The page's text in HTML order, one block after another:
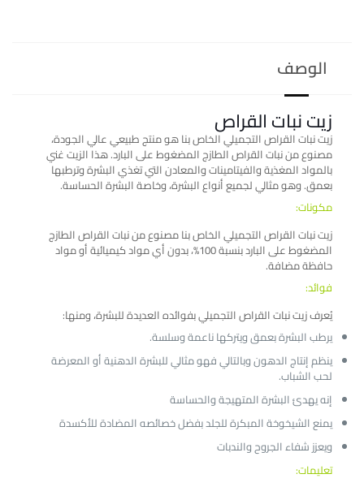
الوصف
زيت نبات القراص
زيت نبات القراص التجميلي الخاص بنا هو منتج طبيعي عالي الجودة،
مصنوع من نبات القراص الطازج المضغوط على البارد. هذا الزيت غني
بالمواد المغذية والفيتامينات والمعادن التي تغذي البشرة وترطبها
بعمق. وهو مثالي لجميع أنواع البشرة، وخاصة البشرة الحساسة.
مكونات:
زيت نبات القراص التجميلي الخاص بنا مصنوع من نبات القراص الطازج
المضغوط على البارد بنسبة 100%، بدون أي مواد كيميائية أو مواد
حافظة مضافة.
فوائد:
يُعرف زيت نبات القراص التجميلي بفوائده العديدة للبشرة، ومنها:
يرطب البشرة بعمق ويتركها ناعمة وسلسة.
ينظم إنتاج الدهون وبالتالي فهو مثالي للبشرة الدهنية أو المعرضة
لحب الشباب.
إنه يهدئ البشرة المتهيجة والحساسة
يمنع الشيخوخة المبكرة للجلد بفضل خصائصه المضادة للأكسدة
ويعزز شفاء الجروح والندبات
تعليمات: